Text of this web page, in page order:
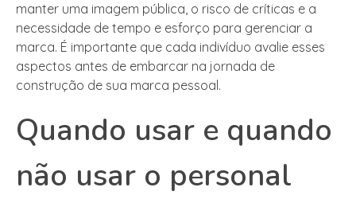
manter uma imagem pública, o risco de críticas e a
necessidade de tempo e esforço para gerenciar a
marca. É importante que cada indivíduo avalie esses
aspectos antes de embarcar na jornada de
construção de sua marca pessoal.
Quando usar e quando
não usar o personal